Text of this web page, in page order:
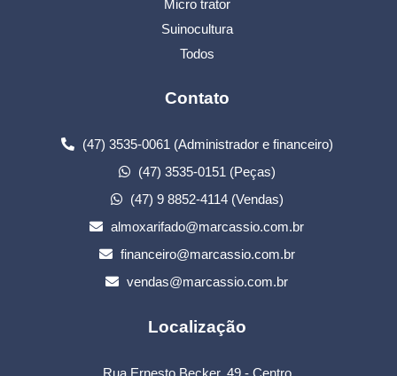
Micro trator
Suinocultura
Todos
Contato
(47) 3535-0061 (Administrador e financeiro)
(47) 3535-0151 (Peças)
(47) 9 8852-4114 (Vendas)
almoxarifado@marcassio.com.br
financeiro@marcassio.com.br
vendas@marcassio.com.br
Localização
Rua Ernesto Becker, 49 - Centro